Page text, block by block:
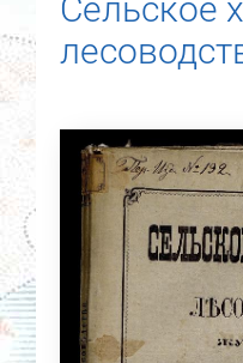
Новости
О нас
Контакты
Партнеры
Сельское